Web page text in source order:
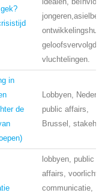
ontwikkelingshulp,
geloofsvervolgden
vluchtelingen.
in
de
Lobbyen,
public affairs,
Brussel,
lobbyen, public
affairs,
communicatie,